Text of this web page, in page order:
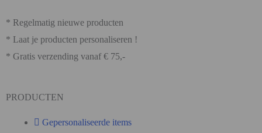
* Regelmatig nieuwe producten
* Laat je producten personaliseren !
* Gratis verzending vanaf € 75,-
PRODUCTEN
Gepersonaliseerde items